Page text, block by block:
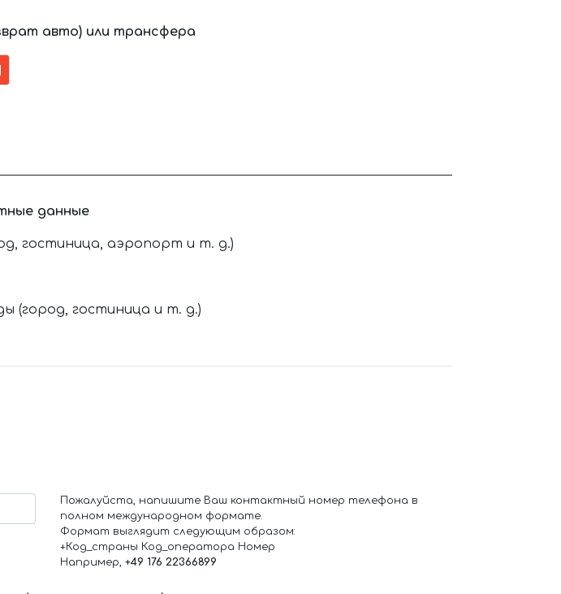
авто) или трансфера
данные
гостиница, аэропорт и т. д.)
(город, гостиница и т. д.)
Пожалуйста, напишите Ваш контактный номер телефона в
полном международном формате.
Формат выглядит следующим образом:
+Код_страны Код_оператора Номер
Например, +49 176 22366899